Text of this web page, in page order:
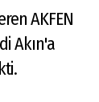
AKFEN
Akın'a